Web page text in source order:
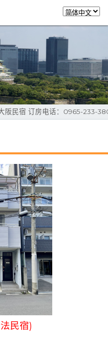
宿 订房电话：0965-233-380
民宿)